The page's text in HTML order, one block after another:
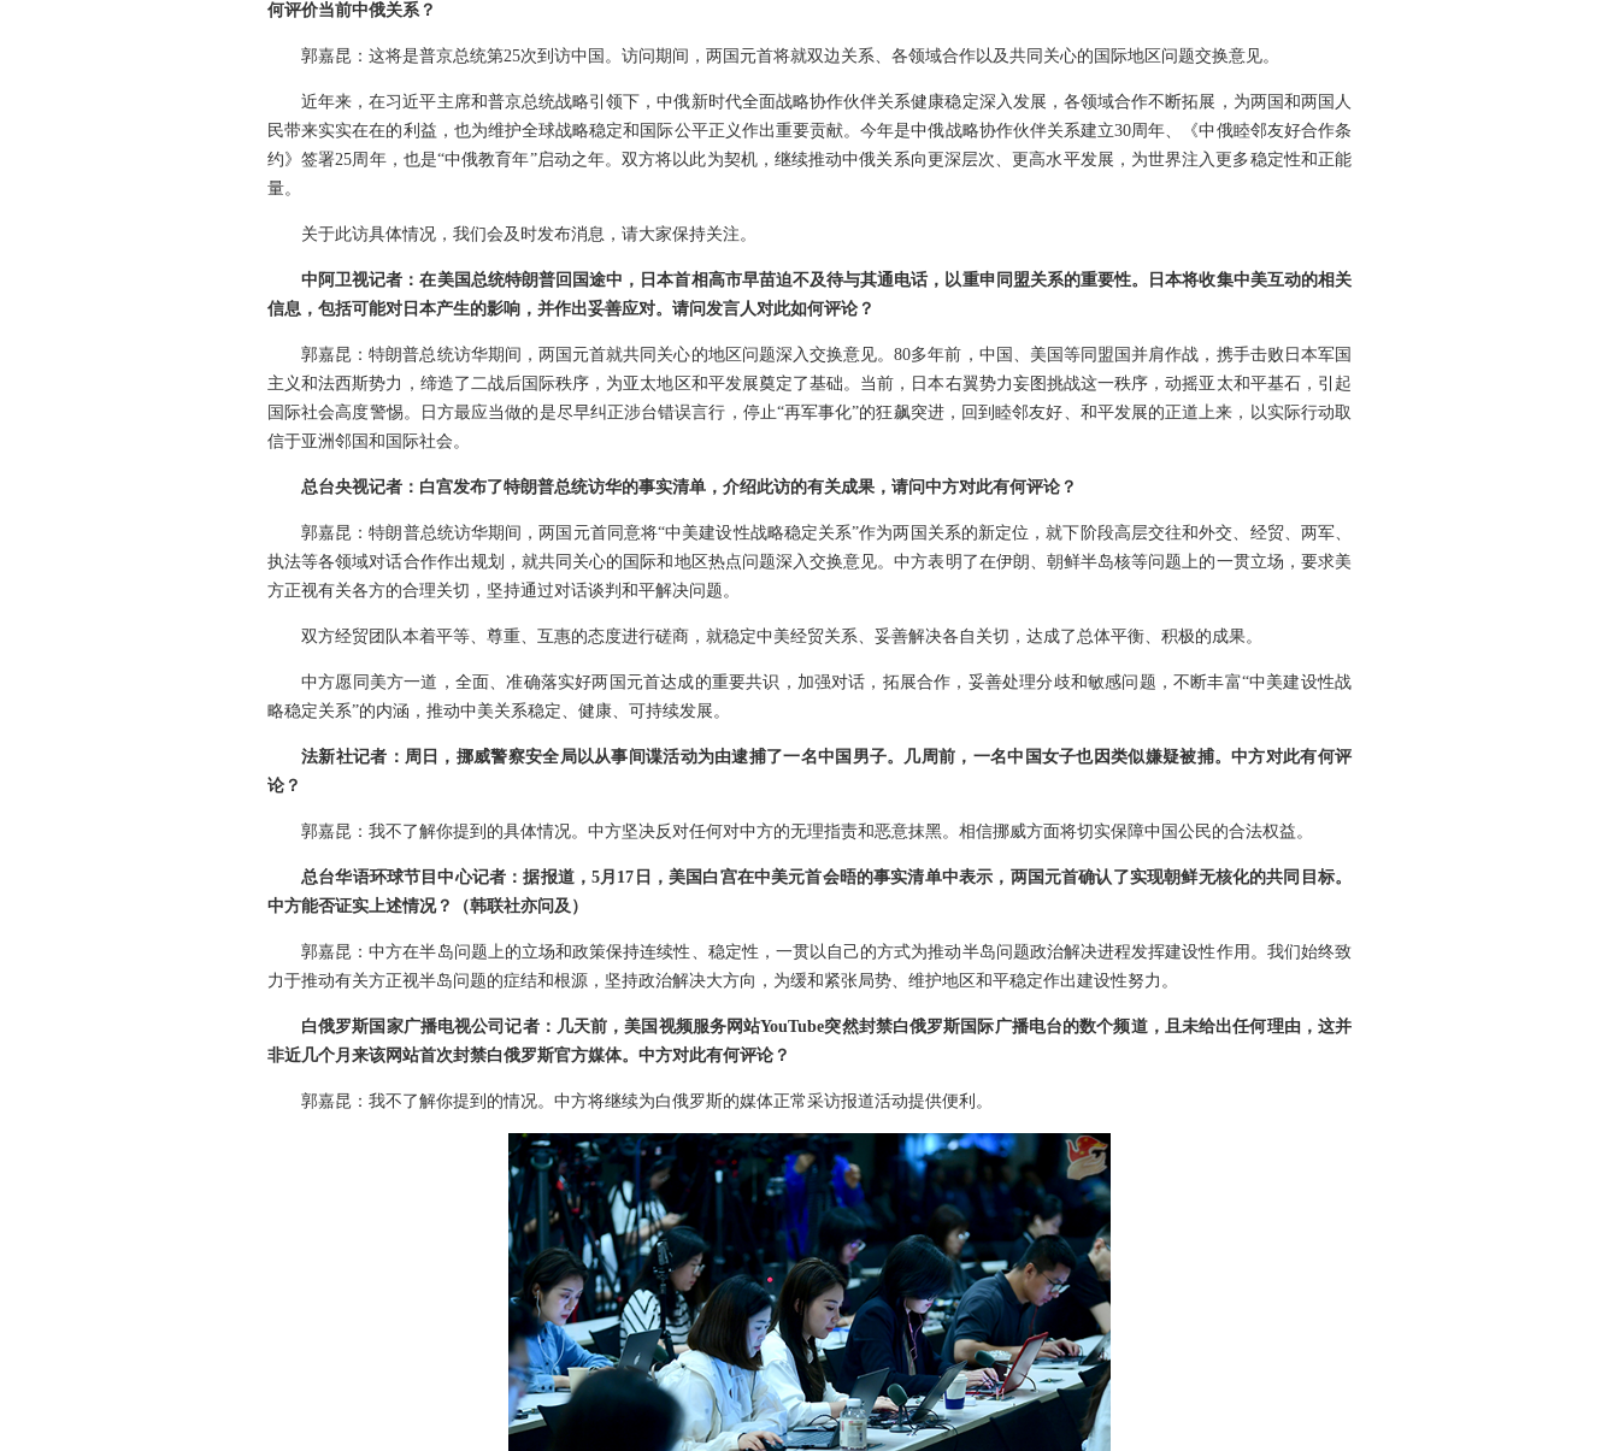
何评价当前中俄关系？
郭嘉昆：这将是普京总统第25次到访中国。访问期间，两国元首将就双边关系、各领域合作以及共同关心的国际地区问题交换意见。
近年来，在习近平主席和普京总统战略引领下，中俄新时代全面战略协作伙伴关系健康稳定深入发展，各领域合作不断拓展，为两国和两国人
民带来实实在在的利益，也为维护全球战略稳定和国际公平正义作出重要贡献。今年是中俄战略协作伙伴关系建立30周年、《中俄睦邻友好合作条
约》签署25周年，也是“中俄教育年”启动之年。双方将以此为契机，继续推动中俄关系向更深层次、更高水平发展，为世界注入更多稳定性和正能
量。
关于此访具体情况，我们会及时发布消息，请大家保持关注。
中阿卫视记者：在美国总统特朗普回国途中，日本首相高市早苗迫不及待与其通电话，以重申同盟关系的重要性。日本将收集中美互动的相关
信息，包括可能对日本产生的影响，并作出妥善应对。请问发言人对此如何评论？
郭嘉昆：特朗普总统访华期间，两国元首就共同关心的地区问题深入交换意见。80多年前，中国、美国等同盟国并肩作战，携手击败日本军国
主义和法西斯势力，缔造了二战后国际秩序，为亚太地区和平发展奠定了基础。当前，日本右翼势力妄图挑战这一秩序，动摇亚太和平基石，引起
国际社会高度警惕。日方最应当做的是尽早纠正涉台错误言行，停止“再军事化”的狂飙突进，回到睦邻友好、和平发展的正道上来，以实际行动取
信于亚洲邻国和国际社会。
总台央视记者：白宫发布了特朗普总统访华的事实清单，介绍此访的有关成果，请问中方对此有何评论？
郭嘉昆：特朗普总统访华期间，两国元首同意将“中美建设性战略稳定关系”作为两国关系的新定位，就下阶段高层交往和外交、经贸、两军、
执法等各领域对话合作作出规划，就共同关心的国际和地区热点问题深入交换意见。中方表明了在伊朗、朝鲜半岛核等问题上的一贯立场，要求美
方正视有关各方的合理关切，坚持通过对话谈判和平解决问题。
双方经贸团队本着平等、尊重、互惠的态度进行磋商，就稳定中美经贸关系、妥善解决各自关切，达成了总体平衡、积极的成果。
中方愿同美方一道，全面、准确落实好两国元首达成的重要共识，加强对话，拓展合作，妥善处理分歧和敏感问题，不断丰富“中美建设性战
略稳定关系”的内涵，推动中美关系稳定、健康、可持续发展。
法新社记者：周日，挪威警察安全局以从事间谍活动为由逮捕了一名中国男子。几周前，一名中国女子也因类似嫌疑被捕。中方对此有何评
论？
郭嘉昆：我不了解你提到的具体情况。中方坚决反对任何对中方的无理指责和恶意抹黑。相信挪威方面将切实保障中国公民的合法权益。
总台华语环球节目中心记者：据报道，5月17日，美国白宫在中美元首会晤的事实清单中表示，两国元首确认了实现朝鲜无核化的共同目标。
中方能否证实上述情况？（韩联社亦问及）
郭嘉昆：中方在半岛问题上的立场和政策保持连续性、稳定性，一贯以自己的方式为推动半岛问题政治解决进程发挥建设性作用。我们始终致
力于推动有关方正视半岛问题的症结和根源，坚持政治解决大方向，为缓和紧张局势、维护地区和平稳定作出建设性努力。
白俄罗斯国家广播电视公司记者：几天前，美国视频服务网站YouTube突然封禁白俄罗斯国际广播电台的数个频道，且未给出任何理由，这并
非近几个月来该网站首次封禁白俄罗斯官方媒体。中方对此有何评论？
郭嘉昆：我不了解你提到的情况。中方将继续为白俄罗斯的媒体正常采访报道活动提供便利。